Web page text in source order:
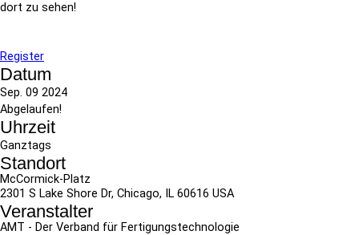
dort zu sehen!
Register
Datum
Sep. 09 2024
Abgelaufen!
Uhrzeit
Ganztags
Standort
McCormick-Platz
2301 S Lake Shore Dr, Chicago, IL 60616 USA
Veranstalter
AMT - Der Verband für Fertigungstechnologie